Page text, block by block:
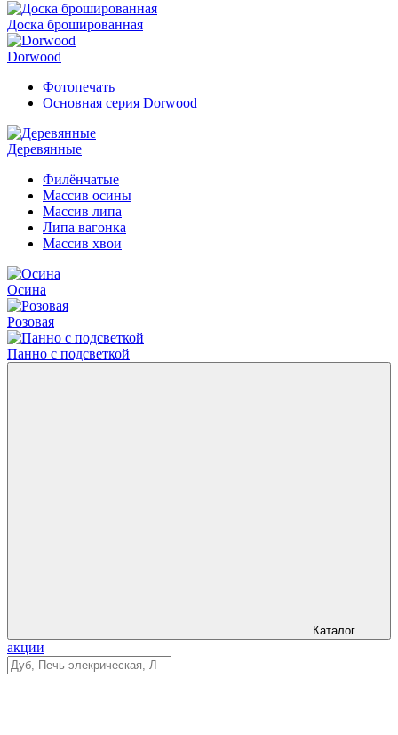
Доска брошированная
Dorwood
Фотопечать
Основная серия Dorwood
Деревянные
Филёнчатые
Массив осины
Массив липа
Липа вагонка
Массив хвои
Осина
Розовая
Панно с подсветкой
Каталог
акции